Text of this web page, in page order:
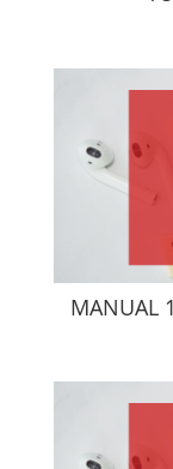
MANUAL